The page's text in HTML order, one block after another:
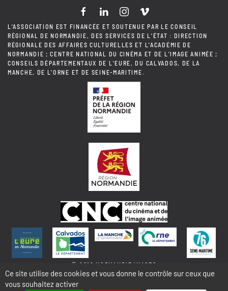
L'ASSOCIATION EST FINANCÉE ET SOUTENUE PAR LE CONSEIL
RÉGIONAL DE NORMANDIE, DES SERVICES DE L'ÉTAT : DIRECTION
RÉGIONALE DES AFFAIRES CULTURELLES ET L'ACADÉMIE DE
NORMANDIE ; CENTRE NATIONAL DU CINÉMA ET DE L'IMAGE ANIMÉE ;
CONSEILS DÉPARTEMENTAUX DE L'EURE, DU CALVADOS, DE LA
MANCHE, DE L'ORNE ET DE SEINE-MARITIME.
© 2018 NORMANDIE IMAGES
Ce site utilise des cookies et vous donne le contrôle sur ceux que
vous souhaitez activer